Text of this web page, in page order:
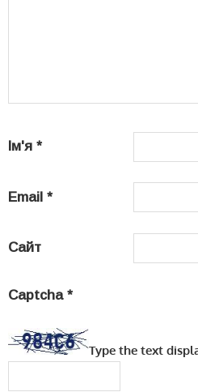
Ім'я *
Email *
Сайт
Captcha *
Type the text